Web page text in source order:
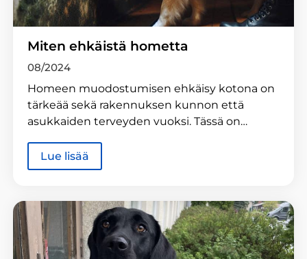
Miten ehkäistä hometta
08/2024
Homeen muodostumisen ehkäisy kotona on
tärkeää sekä rakennuksen kunnon että
asukkaiden terveyden vuoksi. Tässä on…
Lue lisää